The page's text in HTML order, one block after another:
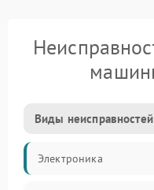
Виды неисправностей
Электроника